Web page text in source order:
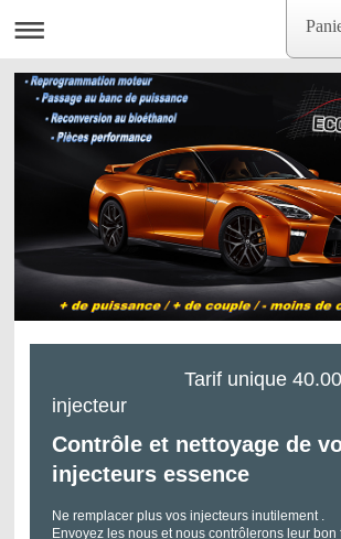
Tarif unique 40.00€
injecteur
Contrôle et nettoyage de
injecteurs essence
Ne remplacer plus vos injecteurs inutilement .
Envoyez les nous et nous contrôlerons leur